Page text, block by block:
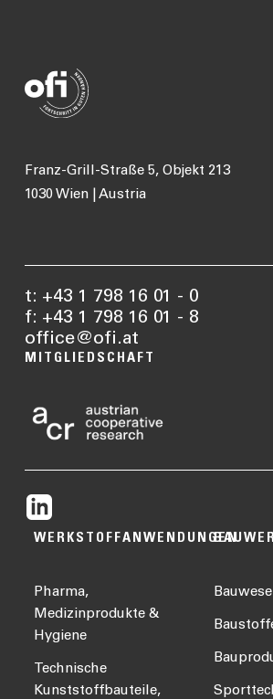
Franz-Grill-Straße 5, Objekt 213
1030 Wien | Austria
t: +43 1 798 16 01 - 0
f: +43 1 798 16 01 - 8
office@ofi.at
MITGLIEDSCHAFT
WERKSTOFFANWENDUNGEN
Pharma,
Medizinprodukte &
Hygiene
Technische
Kunststoffbauteile,